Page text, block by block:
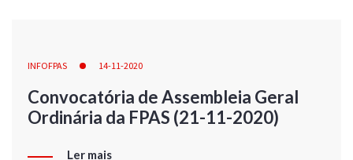
INFOFPAS 14-11-2020
Convocatória de Assembleia Geral
Ordinária da FPAS (21-11-2020)
Ler mais